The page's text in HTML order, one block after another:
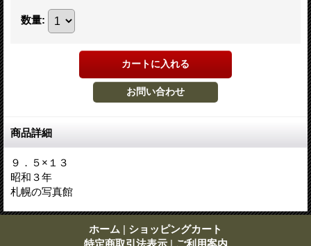
数量:
商品詳細
９．５×１３
昭和３年
札幌の写真館
ホーム | ショッピングカート